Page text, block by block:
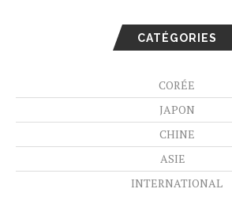
CATÉGORIES
CORÉE
JAPON
CHINE
ASIE
INTERNATIONAL